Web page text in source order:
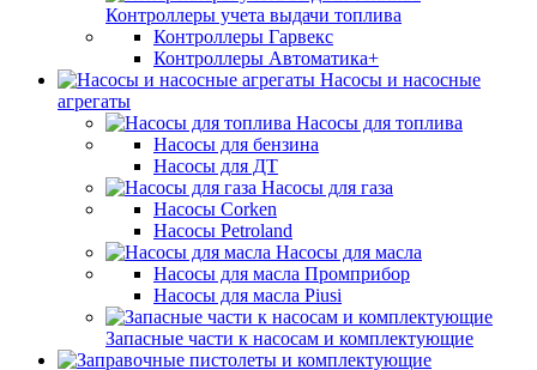
Контроллеры учета выдачи топлива
Контроллеры Гарвекс
Контроллеры Автоматика+
Насосы и насосные
агрегаты
Насосы для топлива
Насосы для бензина
Насосы для ДТ
Насосы для газа
Насосы Corken
Насосы Petroland
Насосы для масла
Насосы для масла Промприбор
Насосы для масла Piusi
Запасные части к насосам и комплектующие